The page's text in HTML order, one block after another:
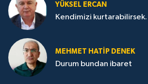
YÜKSEL ERCAN
Kendimizi kurtarabilirsek.
MEHMET HATİP DENEK
Durum bundan ibaret